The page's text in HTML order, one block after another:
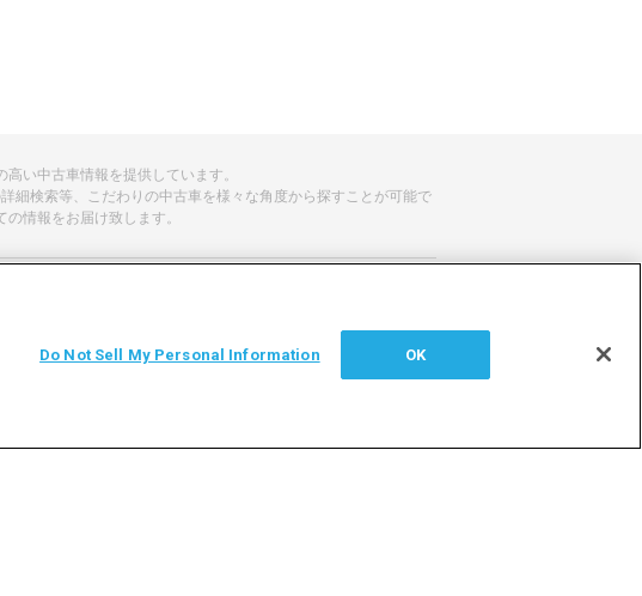
い中古車情報を提供しています。
細検索等、こだわりの中古車を様々な角度から探すことが可能で
情報をお届け致します。
利用者情報の外部送信について
Do Not Sell My Personal Information OK